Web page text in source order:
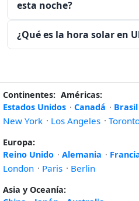
esta noche?
¿Qué es la hora solar en
Continentes: Américas:
Estados Unidos · Canadá · Brasil
New York · Los Angeles ·
Europa:
Reino Unido · Alemania ·
London · Paris · Berlin
Asia y Oceanía: